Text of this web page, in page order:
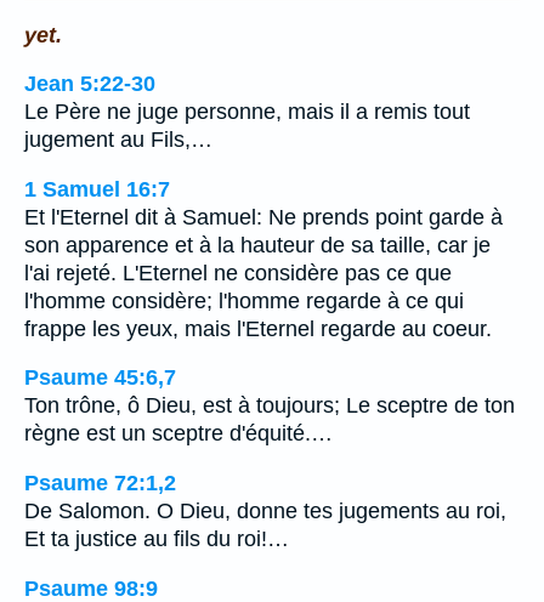
yet.
Jean 5:22-30
Le Père ne juge personne, mais il a remis tout
jugement au Fils,…
1 Samuel 16:7
Et l'Eternel dit à Samuel: Ne prends point garde à
son apparence et à la hauteur de sa taille, car je
l'ai rejeté. L'Eternel ne considère pas ce que
l'homme considère; l'homme regarde à ce qui
frappe les yeux, mais l'Eternel regarde au coeur.
Psaume 45:6,7
Ton trône, ô Dieu, est à toujours; Le sceptre de ton
règne est un sceptre d'équité.…
Psaume 72:1,2
De Salomon. O Dieu, donne tes jugements au roi,
Et ta justice au fils du roi!…
Psaume 98:9